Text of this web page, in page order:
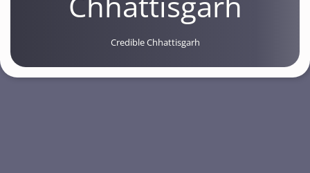
Credible Chhattisgarh